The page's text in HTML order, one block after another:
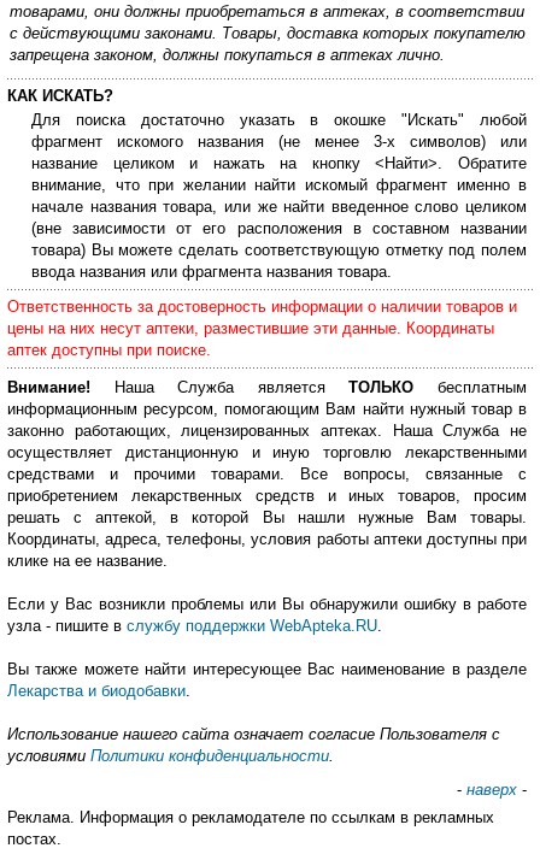
товарами, они должны приобретаться в аптеках, в соответствии
с действующими законами. Товары, доставка которых покупателю
запрещена законом, должны покупаться в аптеках лично.
КАК ИСКАТЬ?
Для поиска достаточно указать в окошке "Искать" любой
фрагмент искомого названия (не менее 3-х символов) или
название целиком и нажать на кнопку <Найти>. Обратите
внимание, что при желании найти искомый фрагмент именно в
начале названия товара, или же найти введенное слово целиком
(вне зависимости от его расположения в составном названии
товара) Вы можете сделать соответствующую отметку под полем
ввода названия или фрагмента названия товара.
Ответственность за достоверность информации о наличии товаров и
цены на них несут аптеки, разместившие эти данные. Координаты
аптек доступны при поиске.
Внимание! Наша Служба являетсяТОЛЬКО бесплатным
информационным ресурсом, помогающим Вам найти нужный товар в
законно работающих, лицензированных аптеках. Наша Служба не
осуществляет дистанционную и иную торговлю лекарственными
средствами и прочими товарами. Все вопросы, связанные с
приобретением лекарственных средств и иных товаров, просим
решать с аптекой, в которой Вы нашли нужные Вам товары.
Координаты, адреса, телефоны, условия работы аптеки доступны при
клике на ее название.
Если у Вас возникли проблемы или Вы обнаружили ошибку в работе
узла - пишите в службу поддержки WebApteka.RU
Вы также можете найти интересующее Вас наименование в разделе
Лекарства и биодобавки
Использование нашего сайта означает согласие Пользователя с
условиями Политики конфиденциальности
- наверх -
Реклама. Информация о рекламодателе по ссылкам в рекламных
постах.